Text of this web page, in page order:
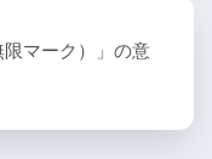
マーク）」の意